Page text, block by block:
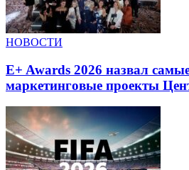
НОВОСТИ
E+ Awards 2026 назвал
маркетинговые проекты